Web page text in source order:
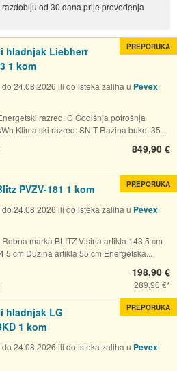
od 30 dana prije provođenja
hladnjak Liebherr
1 kom
24.08.2026 ili do isteka zaliha u Pevex
razred: C Godišnja potrošnja
Klimatski razred: SN-T Razina buke: 35...
849,90 €
PREPORUKA
PVZV-181 1 kom
24.08.2026 ili do isteka zaliha u Pevex
marka BLITZ Visina artikla 143.5 cm
cm Dužina artikla 55 cm Energetska...
198,90 €
289,90 €
PREPORUKA
hladnjak LG
1 kom
24.08.2026 ili do isteka zaliha u Pevex
PREPORUKA